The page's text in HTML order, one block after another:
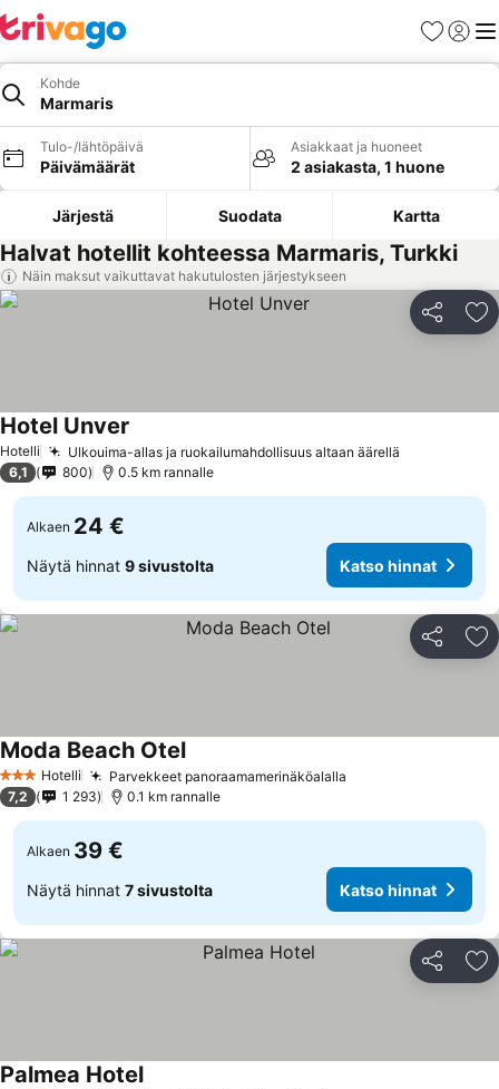
Suosikit
Kohde
Marmaris
Tulo-/lähtöpäivä
Päivämäärät
Asiakkaat ja huoneet
2 asiakasta, 1 huone
Järjestä Suodata Kartta
Halvat hotellit kohteessa Marmaris, Turkki
Näin maksut vaikuttavat hakutulosten järjestykseen
Jaa
Hotelli Ulkouima-allas ja ruokailumahdollisuus altaan äärellä
Hotel Unver
6,1 800 0.5 km rannalle
Alkaen 24 €
Näytä hinnat 9 sivustolta Katso hinnat
Jaa
3 Tähtiluokitus
Hotelli Parvekkeet panoraamamerinäköalalla
Moda Beach Otel
7,2 1 293 0.1 km rannalle
Alkaen 39 €
Näytä hinnat 7 sivustolta Katso hinnat
Jaa
Palmea Hotel